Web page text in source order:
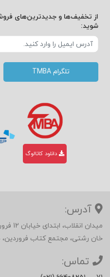
از تخفیف‌ها و جدیدترین‌های
شوید:
تلگرام TMBA
دانلود کاتالوگ
آدرس:
میدان
خان رشتی، مجتمع کتاب فروردین،
تماس: